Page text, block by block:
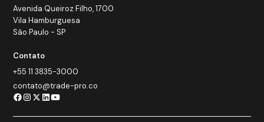
Avenida Queiroz Filho, 1700
Vila Hamburguesa
São Paulo - SP
Contato
+55 11 3835-3000
contato@trade-pro.co